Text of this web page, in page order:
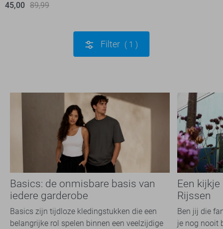
45,00 89,99
Filter 1
Basics: de onmisbare basis van
iedere garderobe
Basics zijn tijdloze kledingstukken die een
belangrijke rol spelen binnen een veelzijdige
Een
Rijssen
Ben jij die
je nog nooit